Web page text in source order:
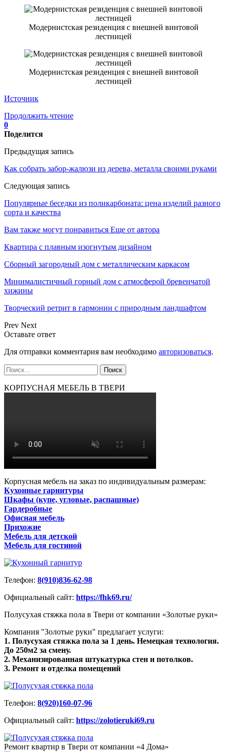
Модернистская резиденция с внешней винтовой
лестницей
Модернистская резиденция с внешней винтовой
лестницей
Источник
Продолжить чтение
0
Поделится
Предыдущая запись
Как собрать забор-жалюзи из дерева, металла своими руками
Следующая запись
Популярные беседки из поликарбоната: цена изделий разного
сорта и качества
Вам также могут понравиться Еще от автора
Квартира с плавным изогнутым дизайном
Сборный загородный дом с металлическим каркасом
Минималистичный горный дом с атмосферой бревенчатой
хижины
Творческий ретрит в гармонии с природным ландшафтом
Prev Next
Оставьте ответ
Для отправки комментария вам необходимо авторизоваться.
КОРПУСНАЯ МЕБЕЛЬ В ТВЕРИ
Корпусная мебель на заказ по индивидуальным размерам:
Кухонные гарнитуры
Шкафы (купе, угловые, распашные)
Гардеробные
Офисная мебель
Прихожие
Мебель для детской
Мебель для гостиной
Телефон: 8(910)836-62-98
Официальный сайт: https://fhk69.ru/
Полусухая стяжка пола в Твери от компании «Золотые руки»
Компания "Золотые руки" предлагает услуги:
1. Полусухая стяжка пола за 1 день. Немецкая технология.
До 250м2 за смену.
2. Механизированная штукатурка стен и потолков.
3. Ремонт и отделка помещений
Телефон: 8(920)160-07-96
Официальный сайт: https://zolotieruki69.ru
Ремонт квартир в Твери от компании «4 Дома»